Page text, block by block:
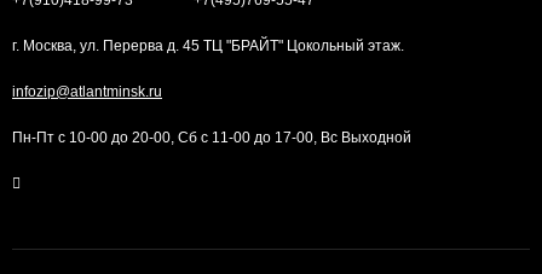
г. Москва, ул. Перерва д. 45 ТЦ "БРАЙТ" Цокольный этаж.
infozip@atlantminsk.ru
Пн-Пт с 10-00 до 20-00, Сб с 11-00 до 17-00, Вс Выходной